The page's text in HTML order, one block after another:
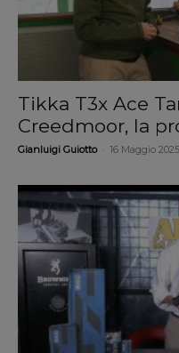
Tikka T3x Ace
Creedmoor, la
Gianluigi Guiotto 16 Maggio 2025